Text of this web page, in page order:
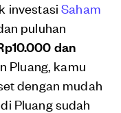
investasiSaham
puluhan
dan
Pluang, kamu
dengan mudah
Pluang sudah